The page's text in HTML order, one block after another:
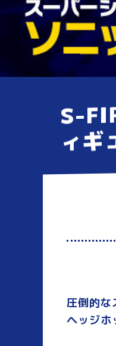
S-
ィギ
圧倒的な
ヘッジホ